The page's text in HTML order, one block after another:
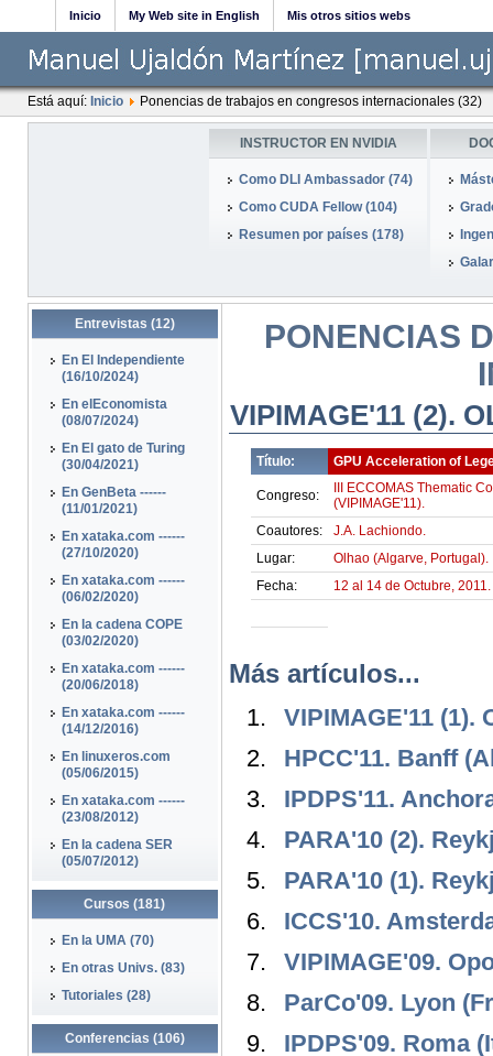
Inicio My Web site in English Mis otros sitios webs
Está aquí: Inicio Ponencias de trabajos en congresos internacionales (32)
INSTRUCTOR EN NVIDIA
Como DLI Ambassador (74)
Como CUDA Fellow (104)
Resumen por países (178)
Entrevistas (12)
En El Independiente
(16/10/2024)
En elEconomista
(08/07/2024)
En El gato de Turing
(30/04/2021)
En GenBeta ------
(11/01/2021)
En xataka.com ------
(27/10/2020)
En xataka.com ------
(06/02/2020)
En la cadena COPE
(03/02/2020)
En xataka.com ------
(20/06/2018)
En xataka.com ------
(14/12/2016)
En linuxeros.com
(05/06/2015)
En xataka.com ------
(23/08/2012)
En la cadena SER
(05/07/2012)
Cursos (181)
En la UMA (70)
En otras Univs. (83)
Tutoriales (28)
Conferencias (106)
PONENCIAS
VIPIMAGE'11 (2).
Título: GPU Acceleration of
Congreso:
III ECCOMAS Thematic
(VIPIMAGE'11).
Coautores:
J.A. Lachiondo.
Lugar:
Olhao (Algarve, Portugal).
Fecha:
12 al 14 de Octubre, 2011.
Más artículos...
VIPIMAGE'11 (1).
HPCC'11. Banff
IPDPS'11.
PARA'10 (2).
PARA'10 (1).
ICCS'10.
VIPIMAGE'09.
ParCo'09. Lyon
IPDPS'09. Roma